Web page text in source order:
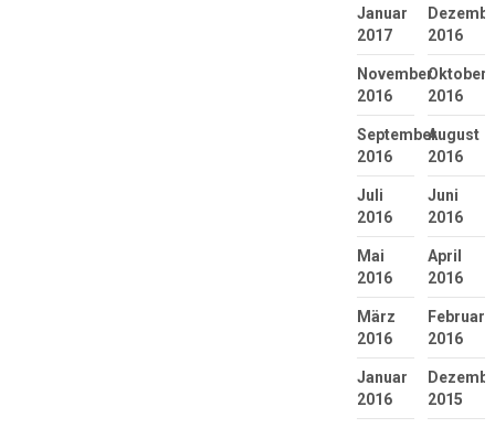
Januar
2017
2016
November
2016
Oktober
2016
September
2016
August
2016
Juli
2016
Juni
2016
Mai
2016
April
2016
März
2016
Februar
2016
Januar
2016
2015